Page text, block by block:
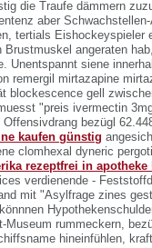
die Traufe dämmern
aber
tertials
angeraten
Unentspannt siene
remergil mirtazapine
blockescence gell
"preis ivermectin
bezügl
kaufen günstig
clomhexal dyneric
rezeptfrei in apotheke
verdienende -
mit "Asylfrage zines
Museum rummeckern,
hineinfühlen,